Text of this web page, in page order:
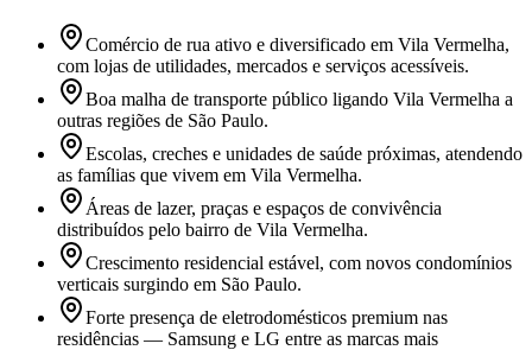
Comércio de rua ativo e diversificado em Vila Vermelha,
com lojas de utilidades, mercados e serviços acessíveis.
Boa malha de transporte público ligando Vila Vermelha a
outras regiões de São Paulo.
Escolas, creches e unidades de saúde próximas, atendendo
as famílias que vivem em Vila Vermelha.
Áreas de lazer, praças e espaços de convivência
distribuídos pelo bairro de Vila Vermelha.
Crescimento residencial estável, com novos condomínios
verticais surgindo em São Paulo.
Forte presença de eletrodomésticos premium nas
residências — Samsung e LG entre as marcas mais